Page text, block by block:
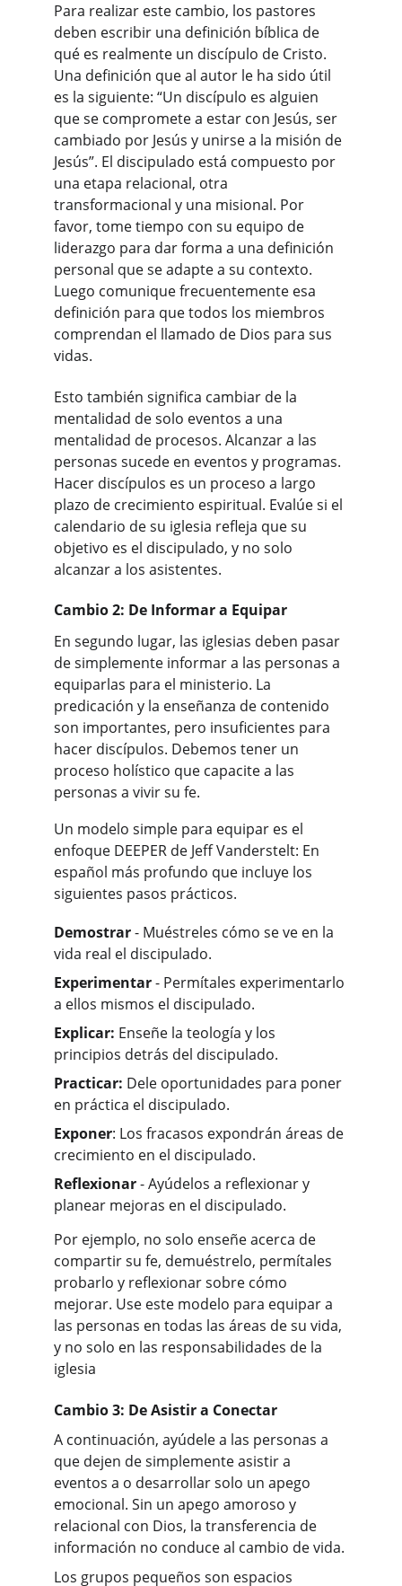
Para realizar este cambio, los pastores
deben escribir una definición bíblica de
qué es realmente un discípulo de Cristo.
Una definición que al autor le ha sido útil
es la siguiente: “Un discípulo es alguien
que se compromete a estar con Jesús, ser
cambiado por Jesús y unirse a la misión de
Jesús”. El discipulado está compuesto por
una etapa relacional, otra
transformacional y una misional. Por
favor, tome tiempo con su equipo de
liderazgo para dar forma a una definición
personal que se adapte a su contexto.
Luego comunique frecuentemente esa
definición para que todos los miembros
comprendan el llamado de Dios para sus
vidas.
Esto también significa cambiar de la
mentalidad de solo eventos a una
mentalidad de procesos. Alcanzar a las
personas sucede en eventos y programas.
Hacer discípulos es un proceso a largo
plazo de crecimiento espiritual. Evalúe si el
calendario de su iglesia refleja que su
objetivo es el discipulado, y no solo
alcanzar a los asistentes.
Cambio 2: De Informar a Equipar
En segundo lugar, las iglesias deben pasar
de simplemente informar a las personas a
equiparlas para el ministerio. La
predicación y la enseñanza de contenido
son importantes, pero insuficientes para
hacer discípulos. Debemos tener un
proceso holístico que capacite a las
personas a vivir su fe.
Un modelo simple para equipar es el
enfoque DEEPER de Jeff Vanderstelt: En
español más profundo que incluye los
siguientes pasos prácticos.
Demostrar - Muéstreles cómo se ve en la
vida real el discipulado.
Experimentar - Permítales experimentarlo
a ellos mismos el discipulado.
Explicar: Enseñe la teología y los
principios detrás del discipulado.
Practicar: Dele oportunidades para poner
en práctica el discipulado.
Exponer: Los fracasos expondrán áreas de
crecimiento en el discipulado.
Reflexionar - Ayúdelos a reflexionar y
planear mejoras en el discipulado.
Por ejemplo, no solo enseñe acerca de
compartir su fe, demuéstrelo, permítales
probarlo y reflexionar sobre cómo
mejorar. Use este modelo para equipar a
las personas en todas las áreas de su vida,
y no solo en las responsabilidades de la
iglesia
Cambio 3: De Asistir a Conectar
A continuación, ayúdele a las personas a
que dejen de simplemente asistir a
eventos a o desarrollar solo un apego
emocional. Sin un apego amoroso y
relacional con Dios, la transferencia de
información no conduce al cambio de vida.
Los grupos pequeños son espacios